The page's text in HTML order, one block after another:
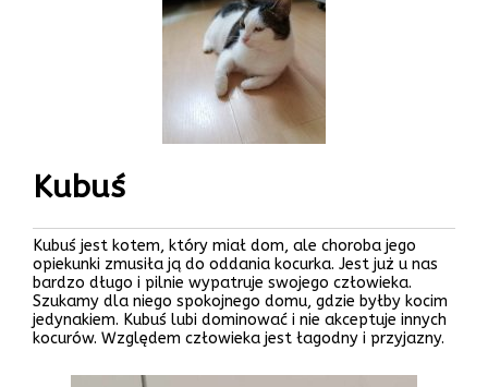
Kubuś
Kubuś jest kotem, który miał dom, ale choroba jego
opiekunki zmusiła ją do oddania kocurka. Jest już u nas
bardzo długo i pilnie wypatruje swojego człowieka.
Szukamy dla niego spokojnego domu, gdzie byłby kocim
jedynakiem. Kubuś lubi dominować i nie akceptuje innych
kocurów. Względem człowieka jest łagodny i przyjazny.